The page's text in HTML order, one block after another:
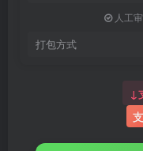
人工
打包方式
↓